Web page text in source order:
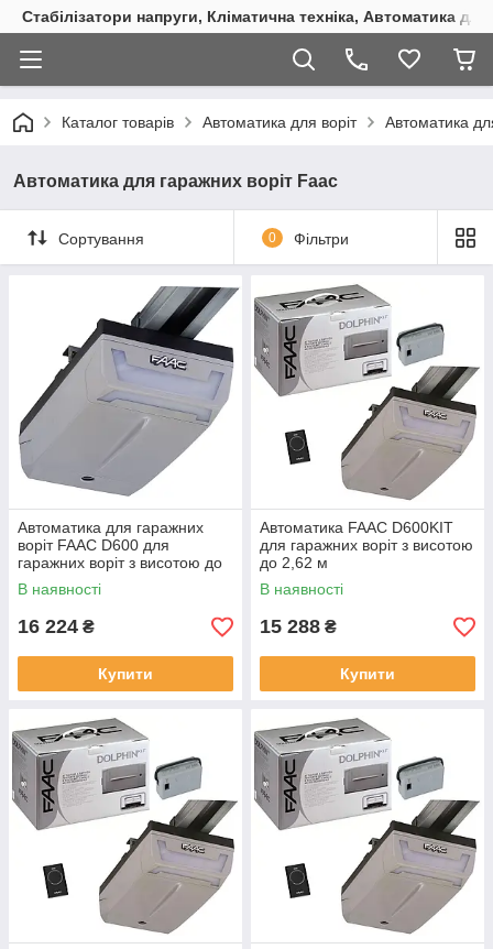
Стабілізатори напруги, Кліматична техніка, Автоматика
Каталог товарів Автоматика для воріт Автоматика
Автоматика для гаражних воріт Faac
Сортування 0 Фільтри
Автоматика для гаражних
воріт FAAC D600 для
гаражних воріт з висотою до
3,2 м
В наявності
16 224 ₴
Купити
Автоматика FAAC D600KIT
для гаражних воріт з висотою
до 2,62 м
В наявності
15 288 ₴
Купити